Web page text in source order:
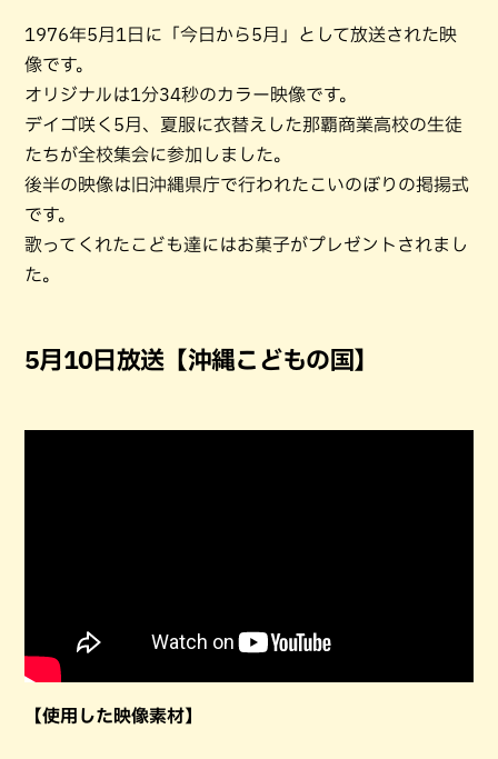
1976年5月1日に「今日から5月」として放送された映
像です。
オリジナルは1分34秒のカラー映像です。
デイゴ咲く5月、夏服に衣替えした那覇商業高校の生徒
たちが全校集会に参加しました。
後半の映像は旧沖縄県庁で行われたこいのぼりの掲揚式
です。
歌ってくれたこども達にはお菓子がプレゼントされまし
た。
5月10日放送【沖縄こどもの国】
【使用した映像素材】